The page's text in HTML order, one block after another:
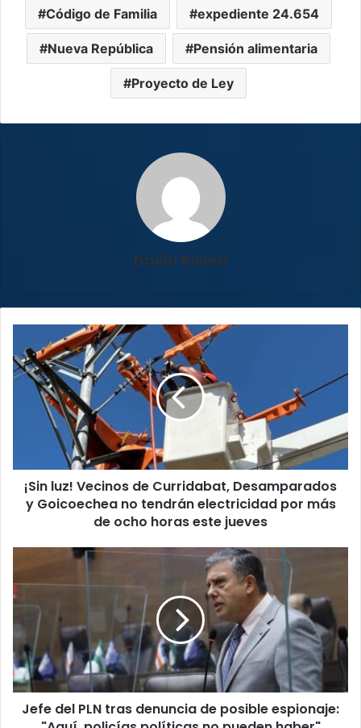
Código de Familia expediente 24.654
Nueva República Pensión alimentaria
Proyecto de Ley
David Rivera
luz!
Vecinos
de
Curridabat,
Desamparados
Goicoechea
no
tendrán
electricidad
horas
este
jueves
¡Sin luz! Vecinos de Curridabat, Desamparados
y Goicoechea no tendrán electricidad por más
de ocho horas este jueves
del
PLN
tras
denuncia
de
posible
espionaje:
"Aquí,
policías
políticas
Jefe del PLN tras denuncia de posible espionaje: